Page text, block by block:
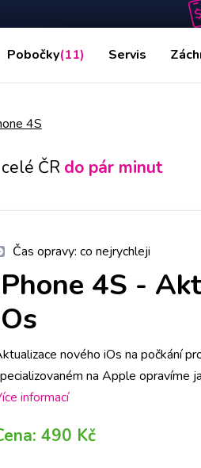
Pobočky(11) Servis
4S
ČR do pár minut
Čas opravy: co nejrychleji
4S -
nového iOs na počkání
na Apple opravíme
iLoveServis po celé ČR
a Českých Budějovicích.
informací
490 Kč